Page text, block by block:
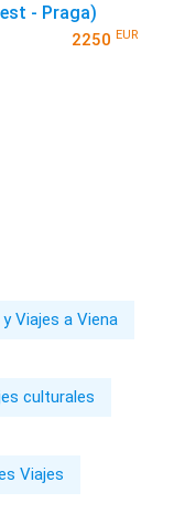
- Praga)
2250 EUR
Viajes a Viena
culturales
Viajes